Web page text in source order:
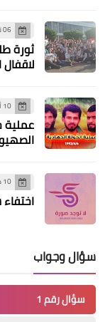
أخبار البص
*مسيرة
تضامناً
06 نوفمبر 2019
ثورة
10 أبريل 2019
عملية
10 ديسمبر 2019
سؤال وجواب
سؤال رقم 1